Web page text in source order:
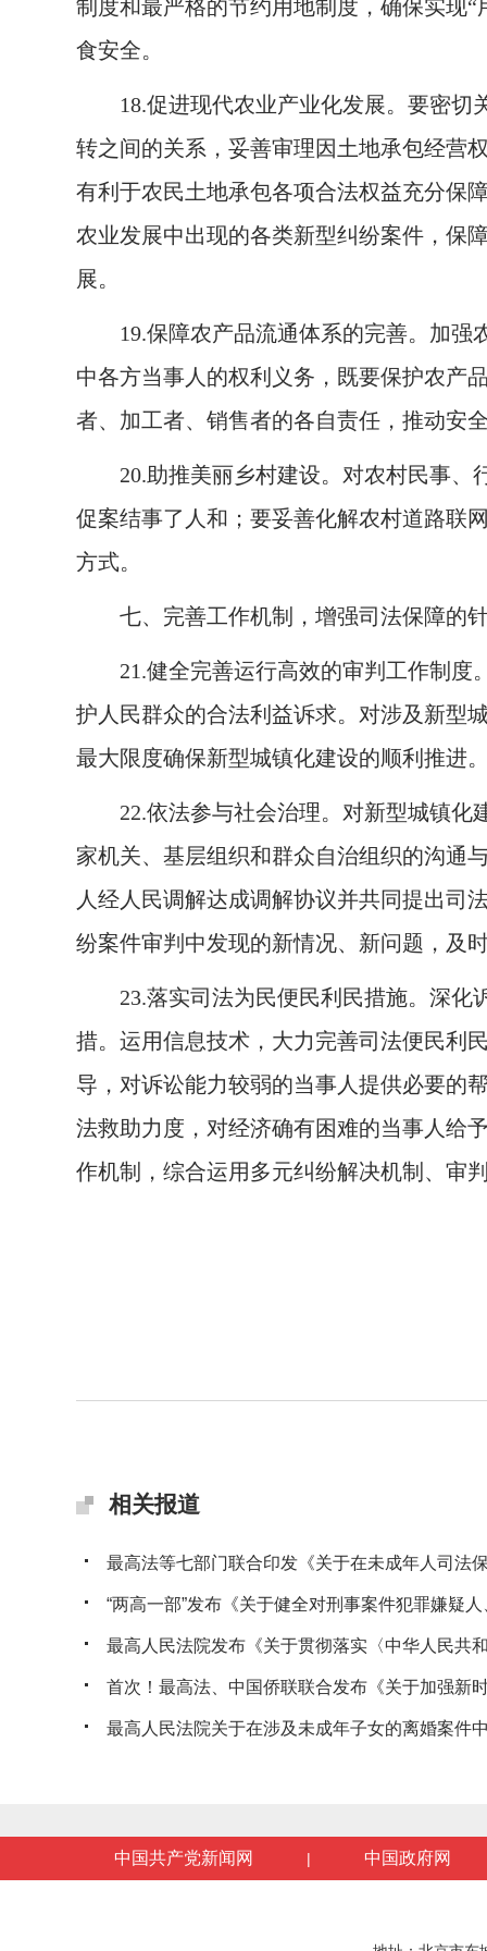
制度和最严格的节约用地制度，确保实现
食安全。
18.促进现代农业产业化发展。要密切
转之间的关系，妥善审理因土地承包经营
有利于农民土地承包各项合法权益充分保
农业发展中出现的各类新型纠纷案件，保
展。
19.保障农产品流通体系的完善。加强
中各方当事人的权利义务，既要保护农产
者、加工者、销售者的各自责任，推动安
20.助推美丽乡村建设。对农村民事
促案结事了人和；要妥善化解农村道路联
方式。
七、完善工作机制，增强司法保障的
21.健全完善运行高效的审判工作制度
护人民群众的合法利益诉求。对涉及新型
最大限度确保新型城镇化建设的顺利推进
22.依法参与社会治理。对新型城镇化
家机关、基层组织和群众自治组织的沟通
人经人民调解达成调解协议并共同提出司
纷案件审判中发现的新情况、新问题，及
23.落实司法为民便民利民措施。深化
措。运用信息技术，大力完善司法便民利
导，对诉讼能力较弱的当事人提供必要的
法救助力度，对经济确有困难的当事人给
作机制，综合运用多元纠纷解决机制、审
相关报道
最高法等七部门联合印发《关于在未成年人司法
“两高一部”发布《关于健全对刑事案件犯罪嫌疑
最高人民法院发布《关于贯彻落实〈中华人民共
首次！最高法、中国侨联联合发布《关于加强新
最高人民法院关于在涉及未成年子女的离婚案件
中国共产党新闻网 | 中国政府网